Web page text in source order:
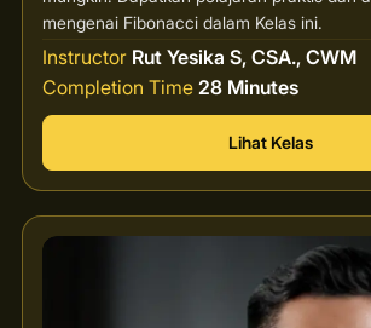
mengenai Fibonacci dalam Kelas ini.
Instructor Rut Yesika S, CSA., CWM
Completion Time 28 Minutes
Lihat Kelas